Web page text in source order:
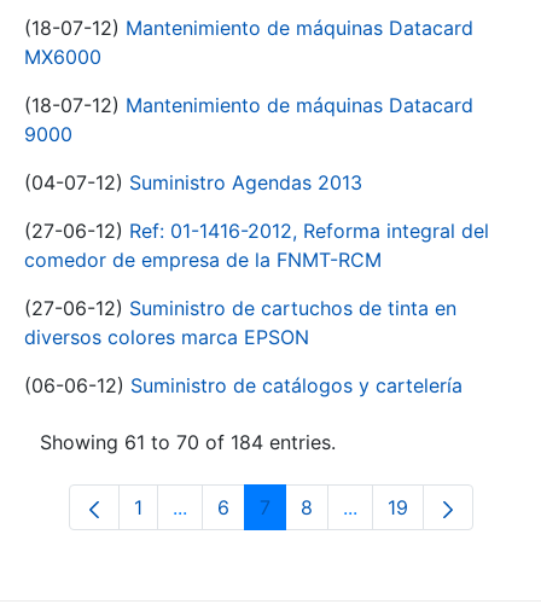
(18-07-12) Mantenimiento de máquinas Datacard
MX6000
(18-07-12) Mantenimiento de máquinas Datacard
9000
(04-07-12) Suministro Agendas 2013
(27-06-12) Ref: 01-1416-2012, Reforma integral del
comedor de empresa de la FNMT-RCM
(27-06-12) Suministro de cartuchos de tinta en
diversos colores marca EPSON
(06-06-12) Suministro de catálogos y cartelería
Showing 61 to 70 of 184 entries.
Page
1 ...Intermediate Pages Use TAB to
Page
6 Page
7 Page
8 ...Intermediate Pages
Page
19